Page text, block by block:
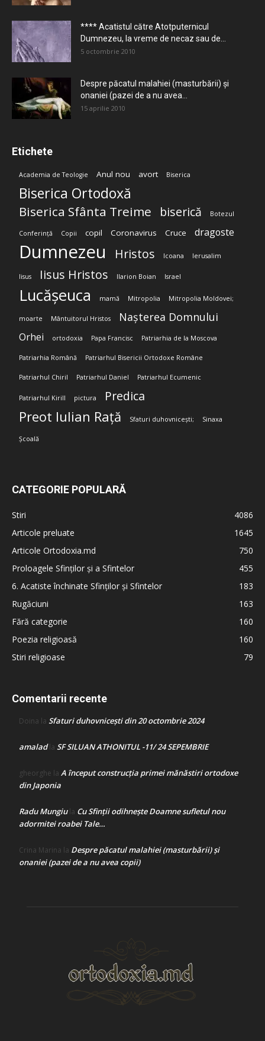
**** Acatistul către Atotputernicul
Dumnezeu, la vreme de necaz sau de...
5 octombrie 2010
Despre păcatul malahiei (masturbării) şi
onaniei (pazei de a nu avea...
15 aprilie 2010
Etichete
Academia de Teologie Anul nou avort Biserica
Biserica Ortodoxă
Biserica Sfânta Treime biserică Botezul
Conferință Copii copil Coronavirus Cruce dragoste
Dumnezeu Hristos Icoana Ierusalim
Iisus Iisus Hristos Ilarion Boian Israel
Lucășeuca mamă Mitropolia Mitropolia Moldovei;
moarte Mântuitorul Hristos Nașterea Domnului
Orhei ortodoxia Papa Francisc Patriarhia de la Moscova
Patriarhia Română Patriarhul Bisericii Ortodoxe Române
Patriarhul Chiril Patriarhul Daniel Patriarhul Ecumenic
Patriarhul Kirill pictura Predica
Preot Iulian Rață Sfaturi duhovnicești; Sinaxa
Școală
CATEGORIE POPULARĂ
Stiri
4086
Articole preluate
1645
Articole Ortodoxia.md
750
Proloagele Sfinților și a Sfintelor
455
6. Acatiste închinate Sfinților și Sfintelor
183
Rugăciuni
163
Fără categorie
160
Poezia religioasă
160
Stiri religioase
79
Comentarii recente
Doina la Sfaturi duhovnicești din 20 octombrie 2024
amaladla SF SILUAN ATHONITUL -11/ 24 SEPEMBRIE
gheorghe la A început construcţia primei mănăstiri ortodoxe
din Japonia
Radu Mungiula Cu Sfinții odihnește Doamne sufletul nou
adormitei roabei Tale…
Crina Marina la Despre păcatul malahiei (masturbării) şi
onaniei (pazei de a nu avea copii)